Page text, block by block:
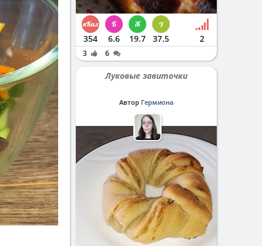
354 6.6 19.7 37.5 2
3 6
Луковые завиточки
Автор Гермиона